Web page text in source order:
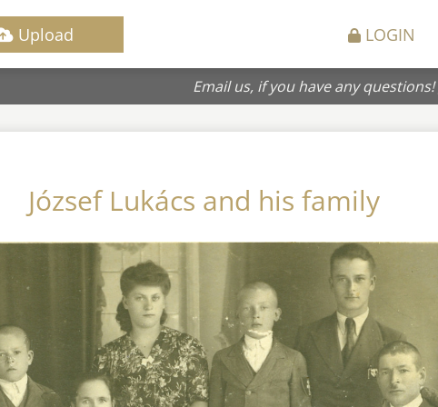
Upload LOGIN
Email us, if you have any questions!
József Lukács and his family